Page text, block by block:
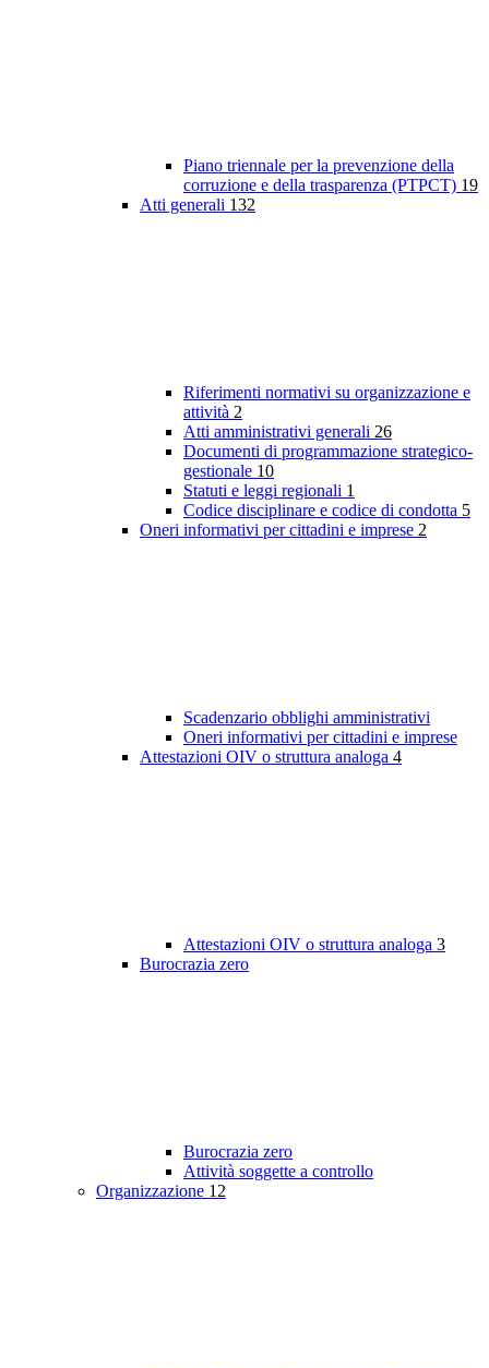
Piano triennale per la prevenzione della
corruzione e della trasparenza (PTPCT) 19
Atti generali 132
Riferimenti normativi su organizzazione e
attività 2
Atti amministrativi generali 26
Documenti di programmazione strategico-
gestionale 10
Statuti e leggi regionali 1
Codice disciplinare e codice di condotta 5
Oneri informativi per cittadini e imprese 2
Scadenzario obblighi amministrativi
Oneri informativi per cittadini e imprese
Attestazioni OIV o struttura analoga 4
Attestazioni OIV o struttura analoga 3
Burocrazia zero
Burocrazia zero
Attività soggette a controllo
Organizzazione 12